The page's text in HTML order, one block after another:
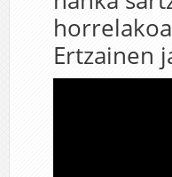
Ertzainen